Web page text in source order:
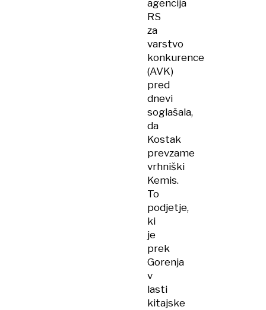
agencija
RS
za
varstvo
konkurence
(AVK)
pred
dnevi
soglašala,
da
Kostak
prevzame
vrhniški
Kemis.
To
podjetje,
ki
je
prek
Gorenja
v
lasti
kitajske